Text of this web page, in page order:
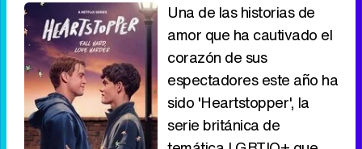
Una de las historias de
amor que ha cautivado el
corazón de sus
espectadores este año ha
sido 'Heartstopper', la
serie británica de